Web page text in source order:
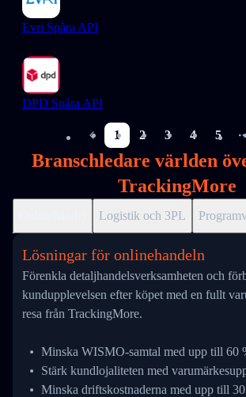
Evri Spåra API
DPD Spåra API
1 2 3 4 5
Branschledare världen
TrackingMore
Logistik och 3PL
Lösningar för onlinehandeln
Förenkla detaljhandelsverksamheten och
kundupplevelsen efter köpet med en fullt
resa från TrackingMore.
Minska WISMO-samtal med upp till 60
Stärk kundlojaliteten med
Minska driftskostnaderna med upp till